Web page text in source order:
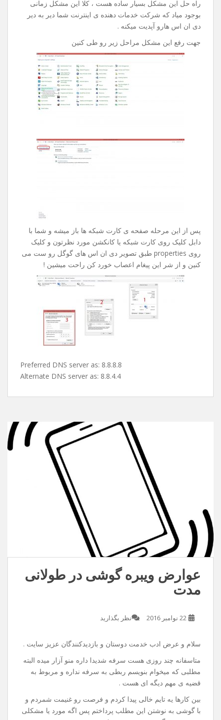
خیلی وقت ها پیش اومده داخل هاست سایتتون یک subdomain
یا زیر دامنه ایجاد کردین و همش میدیدین میزنه server DNS
address could not be found !!!
بعد کلی با هاست و سرور و این چیزا ور میرفتین و در آخر هم
بدون هیچ نتیجه ای چند ساعت تایمتون حروم میشد .
راه حل این مشکل بسیار ساده هست ، کلا این مشکل زمانی
بوجود میاد که شرکت خدمات دهنده ی اینترنت شما دیر به دیر
دی ان اس هارو آپدیت میکنه .
پس از این مرحله صفحه ی کارت شبکه ها باز میشه و شما با
دابل کلیک روی کارت شبکه یا کانکشن مورد نظرتون و کلیک
روی properties طبق تصویر دی ان اس های گوگل رو ست می
کنین و از شر این پیغام اعصاب خورد کن راحت میشین !
Preferred DNS server as: 8.8.8.8
Alternate DNS server as: 8.8.4.4
عوارض ویبره گوشی در طولانی
مدت
سلام و عرض ادب خدمت دوستان و بازدیدکنندگان عزیز سایت .